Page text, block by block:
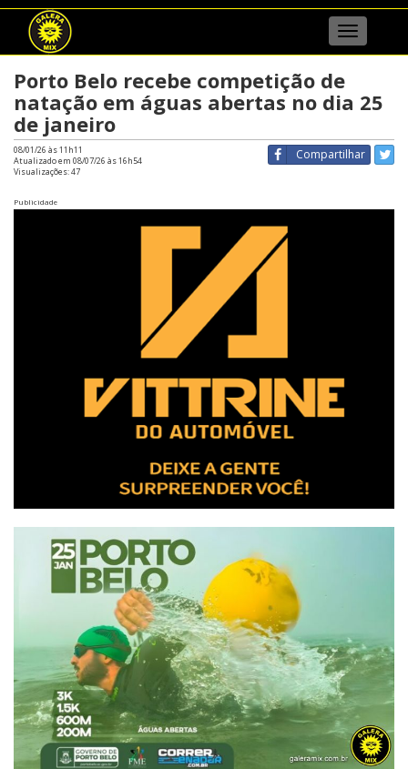
Menu
Porto Belo recebe competição de
natação em águas abertas no dia 25
de janeiro
Compartilhar
08/01/26 às 11h11
Atualizado em 08/07/26 às 16h54
Visualizações:47
Publicidade